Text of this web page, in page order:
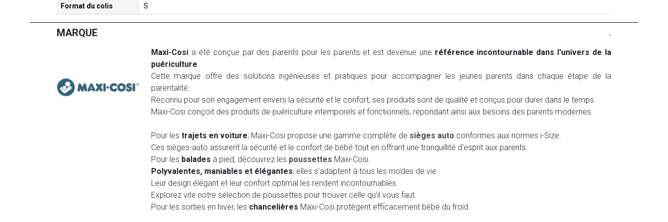
Format du colis S
MARQUE -
Maxi-Cosi a été conçue par des parents pour les parents et est devenue une référence incontournable dans l'univers de la
puériculture.
Cette marque offre des solutions ingénieuses et pratiques pour accompagner les jeunes parents dans chaque étape de la
parentalité.
Reconnu pour son engagement envers la sécurité et le confort, ses produits sont de qualité et conçus pour durer dans le temps.
Maxi-Cosi conçoit des produits de puériculture intemporels et fonctionnels, répondant ainsi aux besoins des parents modernes.
Pour les trajets en voiture, Maxi-Cosi propose une gamme complète de sièges auto conformes aux normes i-Size.
Ces sièges-auto assurent la sécurité et le confort de bébé tout en offrant une tranquillité d'esprit aux parents.
Pour les balades à pied, découvrez les poussettes Maxi-Cosi.
Polyvalentes, maniables et élégantes, elles s’adaptent à tous les modes de vie.
Leur design élégant et leur confort optimal les rendent incontournables.
Explorez vite notre sélection de poussettes pour trouver celle qu’il vous faut.
Pour les sorties en hiver, les chancelières Maxi-Cosi protègent efficacement bébé du froid.